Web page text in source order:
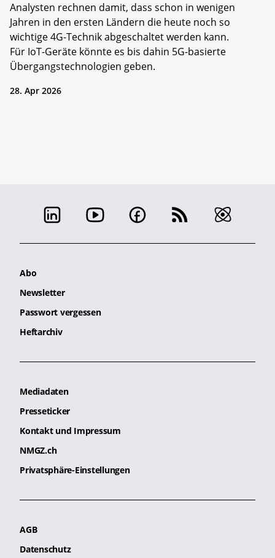
Analysten rechnen damit, dass schon in wenigen
Jahren in den ersten Ländern die heute noch so
wichtige 4G-Technik abgeschaltet werden kann.
Für IoT-Geräte könnte es bis dahin 5G-basierte
Übergangstechnologien geben.
28. Apr 2026
Abo
Newsletter
Passwort vergessen
Heftarchiv
Mediadaten
Presseticker
Kontakt und Impressum
NMGZ.ch
Privatsphäre-Einstellungen
AGB
Datenschutz